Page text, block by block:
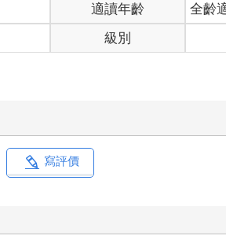
適讀年齡
全齡
級別
寫評價